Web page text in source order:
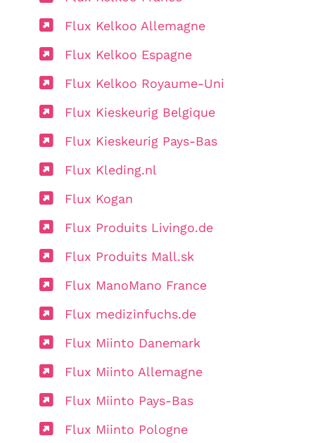
Flux Kelkoo Allemagne
Flux Kelkoo Espagne
Flux Kelkoo Royaume-Uni
Flux Kieskeurig Belgique
Flux Kieskeurig Pays-Bas
Flux Kleding.nl
Flux Kogan
Flux Produits Livingo.de
Flux Produits Mall.sk
Flux ManoMano France
Flux medizinfuchs.de
Flux Miinto Danemark
Flux Miinto Allemagne
Flux Miinto Pays-Bas
Flux Miinto Pologne